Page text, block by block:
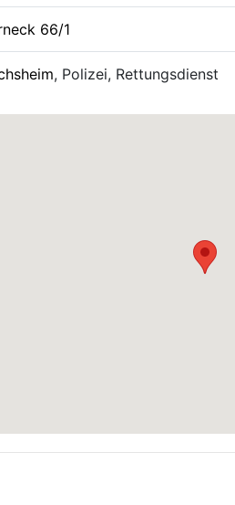
66/1
, Polizei, Rettungsdienst